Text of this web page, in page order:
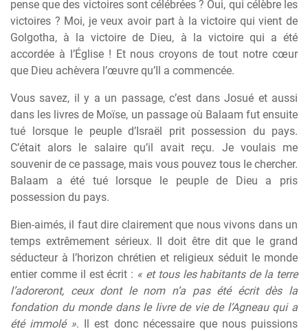
pense que des victoires sont célébrées ? Oui, qui célèbre les
victoires ? Moi, je veux avoir part à la victoire qui vient de
Golgotha, à la victoire de Dieu, à la victoire qui a été
accordée à l’Église ! Et nous croyons de tout notre cœur
que Dieu achèvera l’œuvre qu’Il a commencée.
Vous savez, il y a un passage, c’est dans Josué et aussi
dans les livres de Moïse, un passage où Balaam fut ensuite
tué lorsque le peuple d’Israël prit possession du pays.
C’était alors le salaire qu’il avait reçu. Je voulais me
souvenir de ce passage, mais vous pouvez tous le chercher.
Balaam a été tué lorsque le peuple de Dieu a pris
possession du pays.
Bien-aimés, il faut dire clairement que nous vivons dans un
temps extrêmement sérieux. Il doit être dit que le grand
séducteur à l’horizon chrétien et religieux séduit le monde
entier comme il est écrit : « et tous les habitants de la terre
l’adoreront, ceux dont le nom n’a pas été écrit dès la
fondation du monde dans le livre de vie de l’Agneau qui a
été immolé ». Il est donc nécessaire que nous puissions